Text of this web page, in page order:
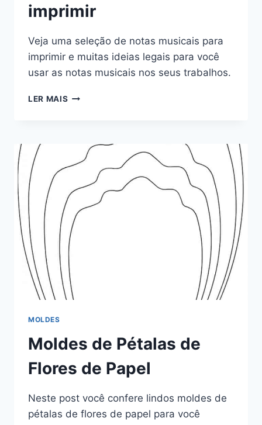
imprimir
Veja uma seleção de notas musicais para
imprimir e muitas ideias legais para você
usar as notas musicais nos seus trabalhos.
LER MAIS NOTAS
MOLDES
Moldes de Pétalas de
Flores de Papel
Neste post você confere lindos moldes de
pétalas de flores de papel para você